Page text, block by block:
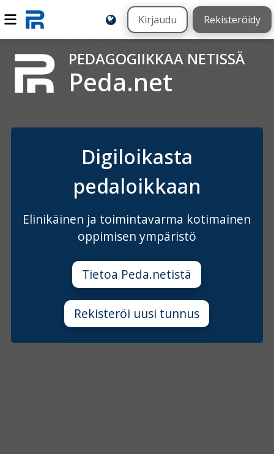
Kirjaudu Rekisteröidy
PEDAGOGIIKKAA NETISSÄ
Peda.net
Digiloikasta
pedaloikkaan
Elinikäinen ja toimintavarma kotimainen
oppimisen ympäristö
Tietoa Peda.netistä
Rekisteröi uusi tunnus